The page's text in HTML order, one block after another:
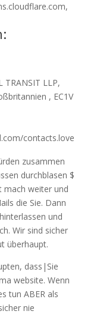
TRANSIT LLP,
, EC1V
contacts.love
zusammen
durchblasen $
mach weiter und
die Sie. Dann
und
Wir sind sicher
überhaupt.
dass|Sie
website. Wenn
tun ABER als
nie